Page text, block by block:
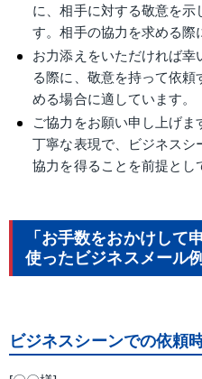
に、相手に対する敬意を
す。相手の協力を求める際
お力添えをいただければ
る際に、敬意を持って依
める場合に適しています。
ご協力をお願い申し上げ
丁寧な表現で、ビジネス
協力を得ることを前提とし
「お手数をおかけして
使ったビジネスメール
ビジネスシーンでの依頼